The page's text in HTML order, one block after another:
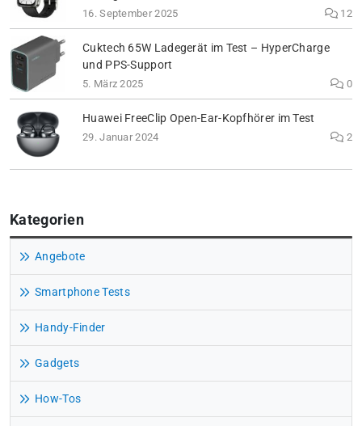
16. September 2025 12
Cuktech 65W Ladegerät im Test – HyperCharge
und PPS-Support
5. März 2025 0
Huawei FreeClip Open-Ear-Kopfhörer im Test
29. Januar 2024 2
Kategorien
Angebote
Smartphone Tests
Handy-Finder
Gadgets
How-Tos